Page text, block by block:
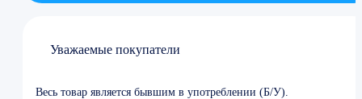
Уважаемые покупатели
Весь товар является бывшим в употреблении (Б/У).